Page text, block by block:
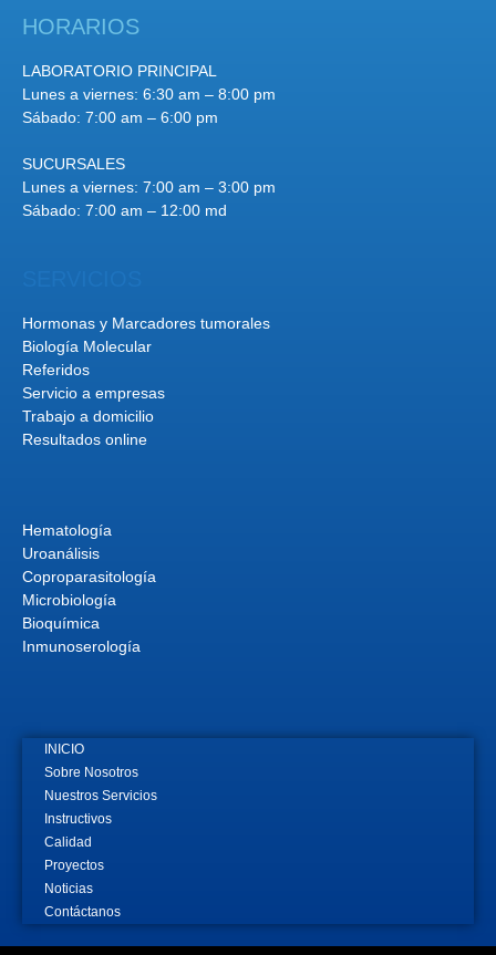
HORARIOS
LABORATORIO PRINCIPAL
Lunes a viernes: 6:30 am – 8:00 pm
Sábado: 7:00 am – 6:00 pm
SUCURSALES
Lunes a viernes: 7:00 am – 3:00 pm
Sábado: 7:00 am – 12:00 md
Hormonas y Marcadores tumorales
Biología Molecular
Referidos
Servicio a empresas
Trabajo a domicilio
Resultados online
Hematología
Uroanálisis
Coproparasitología
Microbiología
Bioquímica
Inmunoserología
INICIO
Sobre Nosotros
Nuestros Servicios
Instructivos
Calidad
Proyectos
Noticias
Contáctanos